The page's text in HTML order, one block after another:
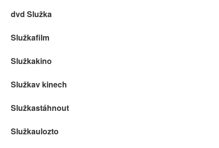
dvd Služka
Služkafilm
Služkakino
Služkav kinech
Služkastáhnout
Služkaulozto